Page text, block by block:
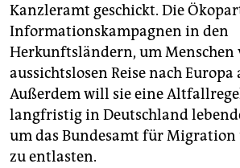
Kanzleramt geschickt. Die
Informationskampagnen in den
Herkunftsländern, um Menschen
aussichtslosen Reise nach
Außerdem will sie eine
langfristig in Deutschland
um das Bundesamt für
zu entlasten.